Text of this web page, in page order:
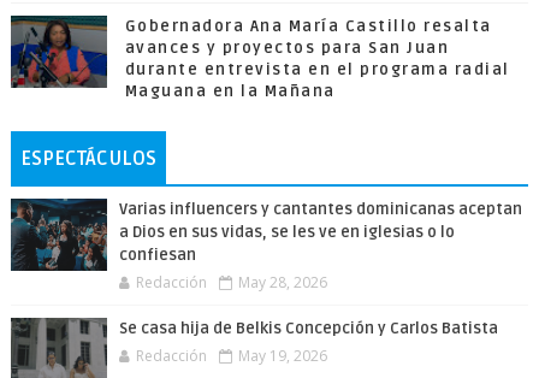
Gobernadora Ana María Castillo resalta
avances y proyectos para San Juan
durante entrevista en el programa radial
Maguana en la Mañana
ESPECTÁCULOS
Varias influencers y cantantes dominicanas aceptan
a Dios en sus vidas, se les ve en iglesias o lo
confiesan
Redacción May 28, 2026
Se casa hija de Belkis Concepción y Carlos Batista
Redacción May 19, 2026